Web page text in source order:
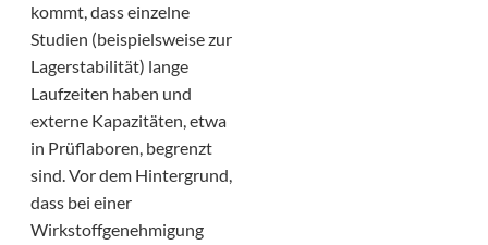
kommt, dass einzelne
Studien (beispielsweise zur
Lagerstabilität) lange
Laufzeiten haben und
externe Kapazitäten, etwa
in Prüflaboren, begrenzt
sind. Vor dem Hintergrund,
dass bei einer
Wirkstoffgenehmigung